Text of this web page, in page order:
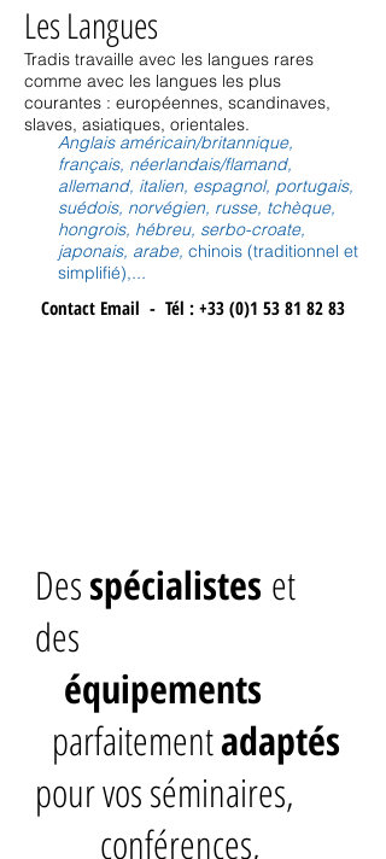
Desspécialistes et
des
équipements
parfaitementadaptés
pour vos séminaires,
conférences,
Les Langues
Tradis travaille avec les langues rares
comme avec les langues les plus
courantes : européennes, scandinaves,
slaves, asiatiques, orientales.
Anglais américain/britannique,
français, néerlandais/flamand,
allemand, italien, espagnol, portugais,
suédois, norvégien, russe, tchèque,
hongrois, hébreu, serbo-croate,
japonais, arabe, chinois (traditionnel et
simplifié),...
Contact Email - Tél : +33 (0)1 53 81 82 83